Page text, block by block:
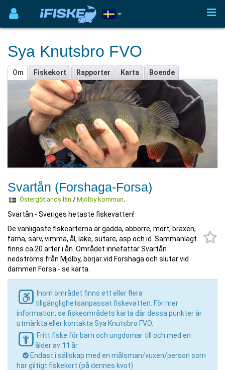
Sya Knutsbro FVO
Om Fiskekort Rapporter Karta Boende
Svartån (Forshaga-Forsa)
Östergötlands län / Mjölby kommun.
Svartån - Sveriges hetaste fiskevatten!
De vanligaste fiskearterna är gädda, abborre, mört, braxen,
färna, sarv, vimma, ål, lake, sutare, asp och id. Sammanlagt
finns ca 20 arter i ån. Området innefattar Svartån
nedströms från Mjölby, börjar vid Forshaga och slutar vid
dammen Forsa - se karta.
Inom området finns ett eller flera
tillgänglighetsanpassat fiskevatten. För mer
information, se fiskeområdets karta där dessa punkter är
utmärkta eller kontakta Sya Knutsbro FVO.
Fritt fiske för barn och ungdomar till och med en
ålder av 11 år.
Endast i sällskap med en målsman/vuxen/person som
har giltigt fiskekort (på dennes kvot)